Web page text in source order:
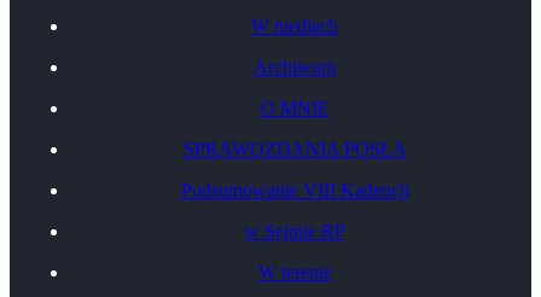
W mediach
Archiwum
O MNIE
SPRAWOZDANIA POSŁA
Podsumowanie VIII Kadencji
w Sejmie RP
W terenie